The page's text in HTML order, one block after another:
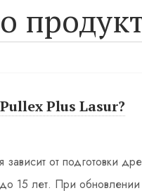
Plus Lasur?
от подготовки
15 лет. При